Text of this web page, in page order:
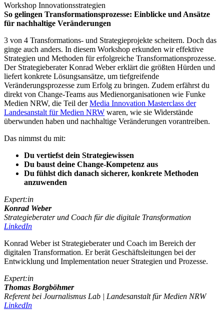
Workshop Innovationsstrategien
So gelingen Transformationsprozesse: Einblicke und Ansätze
für nachhaltige Veränderungen
3 von 4 Transformations- und Strategieprojekte scheitern. Doch das
ginge auch anders. In diesem Workshop erkunden wir effektive
Strategien und Methoden für erfolgreiche Transformationsprozesse.
Der Strategieberater Konrad Weber erklärt die größten Hürden und
liefert konkrete Lösungsansätze, um tiefgreifende
Veränderungsprozesse zum Erfolg zu bringen. Zudem erfährst du
direkt von Change-Teams aus Medienorganisationen wie Funke
Medien NRW, die Teil derMedia Innovation Masterclass der
Landesanstalt für Medien NRW waren, wie sie Widerstände
überwunden haben und nachhaltige Veränderungen vorantreiben.
Das nimmst du mit:
Du vertiefst dein Strategiewissen
Du baust deine Change-Kompetenz aus
Du fühlst dich danach sicherer, konkrete Methoden
anzuwenden
Expert:in
Konrad Weber
Strategieberater und Coach für die digitale Transformation
LinkedIn
Konrad Weber ist Strategieberater und Coach im Bereich der
digitalen Transformation. Er berät Geschäftsleitungen bei der
Entwicklung und Implementation neuer Strategien und Prozesse.
Expert:in
Thomas Borgböhmer
Referent bei Journalismus Lab | Landesanstalt für Medien NRW
LinkedIn